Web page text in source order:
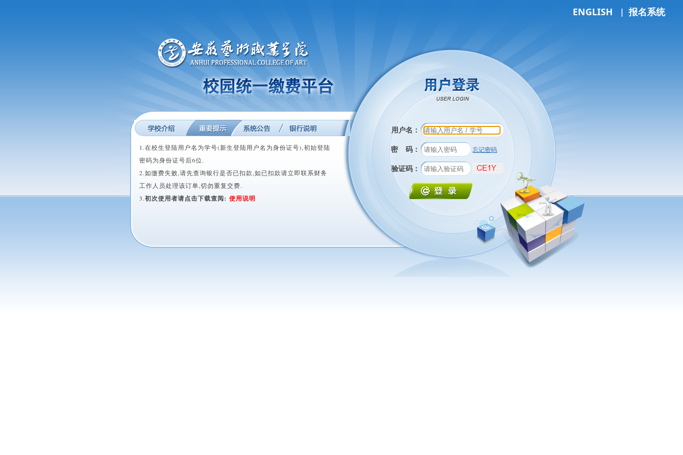
ENGLISH | 报名系统
1.在校生登陆用户名为学号(新生登陆用户名为身份证号),初始登陆
密码为身份证号后6位.
2.如缴费失败,请先查询银行是否已扣款,如已扣款请立即联系财务
工作人员处理该订单,切勿重复交费.
3.初次使用者请点击下载查阅: 使用说明
用户名：
密 码：
忘记密码
验证码：